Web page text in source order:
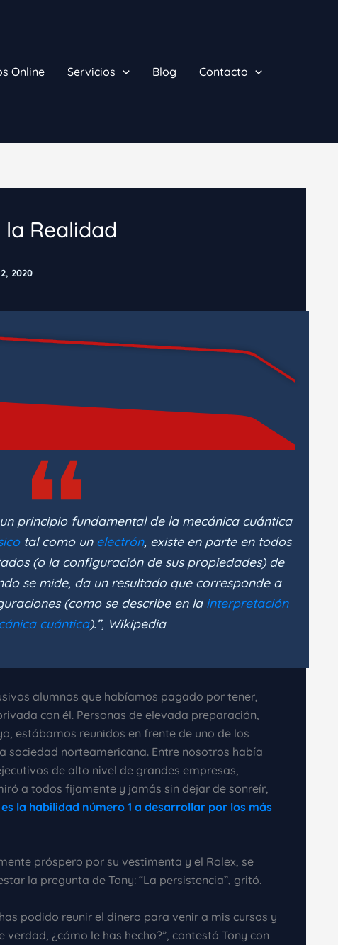
Online Servicios Blog Contacto
Realidad
2020
principio fundamental de la mecánica cuántica
tal como un electrón, existe en parte en todos
(o la configuración de sus propiedades) de
se mide, da un resultado que corresponde a
(como se describe en la interpretación
cuántica).”, Wikipedia
alumnos que habíamos pagado por tener,
con él. Personas de elevada preparación,
estábamos reunidos en frente de uno de los
sociedad norteamericana. Entre nosotros había
de alto nivel de grandes empresas,
a todos fijamente y jamás sin dejar de sonreír,
es la habilidad número 1 a desarrollar por los más
próspero por su vestimenta y el Rolex, se
la pregunta de Tony: “La persistencia”, gritó.
podido reunir el dinero para venir a mis cursos y
¿cómo le has hecho?”, contestó Tony con